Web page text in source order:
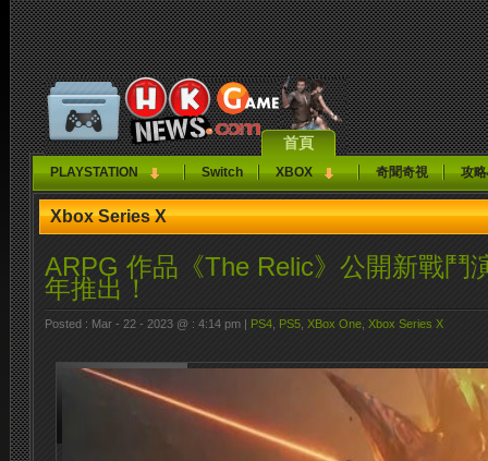
首頁
PLAYSTATION Switch XBOX 奇聞奇視 攻
Xbox Series X
ARPG 作品《The Relic》公開新戰鬥
年推出！
Posted : Mar - 22 - 2023 @ : 4:14 pm | PS4 PS5 XBox One Xbox Series X